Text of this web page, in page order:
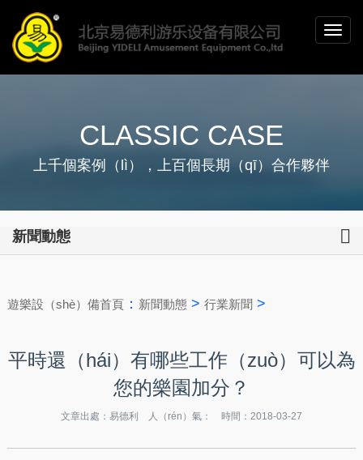
CLASSIC CASE
上千個案例（lì），上百個長期（qī）合作夥伴
新聞動態
遊樂設（shè）備首頁： 新聞動態> 行業新聞>
平時還（hái）有哪些工作（zuò）可以為
您的樂園加分？
文章出處：易德利 人（rén）氣： 時間：2018-03-27